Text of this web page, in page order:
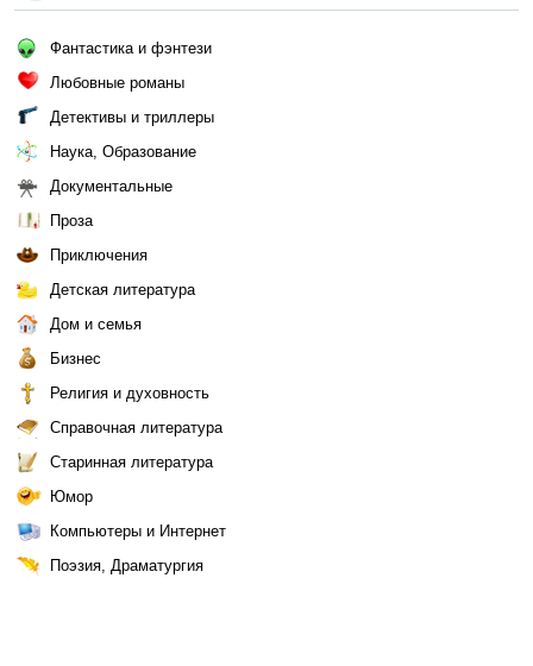
Фантастика и фэнтези
Любовные романы
Детективы и триллеры
Наука, Образование
Документальные
Проза
Приключения
Детская литература
Дом и семья
Бизнес
Религия и духовность
Справочная литература
Старинная литература
Юмор
Компьютеры и Интернет
Поэзия, Драматургия